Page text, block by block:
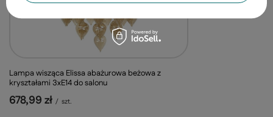
Lampa wisząca Elissa abażurowa beżowa z
kryształami 3xE14 do salonu
678,99 zł / szt.